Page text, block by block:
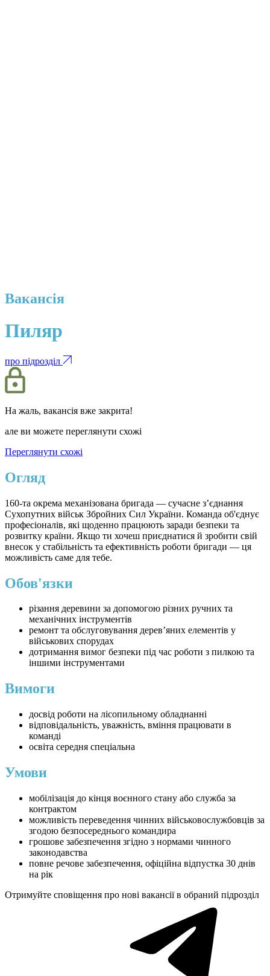
Вакансія
Пиляр
про підрозділ
На жаль, вакансія вже закрита!
але ви можете переглянути схожі
Переглянути схожі
Огляд
160-та окрема механізована бригада — сучасне з’єднання
Сухопутних військ Збройних Сил України. Команда об'єднує
професіоналів, які щоденно працюють заради безпеки та
розвитку країни. Якщо ти хочеш приєднатися й зробити свій
внесок у стабільність та ефективність роботи бригади — ця
можливість саме для тебе.
Обов'язки
різання деревини за допомогою різних ручних та
механічних інструментів
ремонт та обслуговування дерев’яних елементів у
військових спорудах
дотримання вимог безпеки під час роботи з пилкою та
іншими інструментами
Вимоги
досвід роботи на лісопильному обладнанні
відповідальність, уважність, вміння працювати в
команді
освіта середня спеціальна
Умови
мобілізація до кінця воєнного стану або служба за
контрактом
можливість переведення чинних військовослужбовців за
згодою безпосереднього командира
грошове забезпечення згідно з нормами чинного
законодавства
повне речове забезпечення, офіційна відпустка 30 днів
на рік
Отримуйте сповіщення про нові вакансії в обраний підрозділ